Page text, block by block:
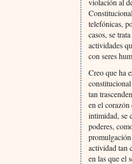
violación al
telefónicas,
casos, se
actividades
con seres
Creo que ha
tan
en el
intimidad, se
poderes,
actividad tan
en las que el